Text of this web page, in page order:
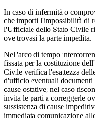
In caso di infermità o
che importi l'impossibilità di
l'Ufficiale dello Stato Civile
ove trovasi la parte impedita.
Nell'arco di tempo
fissata per la costituzione
Civile verifica l'esattezza
d'ufficio eventuali documenti
cause ostative; nel caso
invita le parti a correggerle
sussistenza di cause
immediata comunicazione